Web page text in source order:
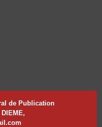
de Publication